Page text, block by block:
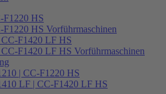
F1220 HS
HS Vorführmaschinen
F1420 LF HS
F1420 LF HS Vorführmaschinen
| CC-F1220 HS
LF | CC-F1420 LF HS